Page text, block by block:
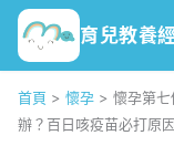
育兒教養
首頁 > 懷孕 > 懷孕第
辦？百日咳疫苗必打原